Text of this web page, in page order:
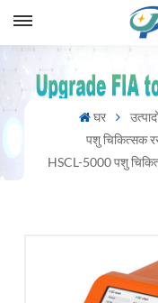
घर
पशु चिकित्सक
HSCL-5000 पशु